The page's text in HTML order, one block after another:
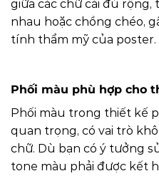
giữa các chữ cái đủ
nhau hoặc chồng chéo,
tính thẩm mỹ của poster.
Phối màu phù hợp cho
Phối màu trong thiết kế
quan trọng, có vai trò
chữ. Dù bạn có ý tưởng
tone màu phải được kết